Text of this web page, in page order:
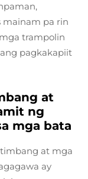
mainam pa rin
trampolin
pagkakapiit
at
ng
mga bata
at mga
ay